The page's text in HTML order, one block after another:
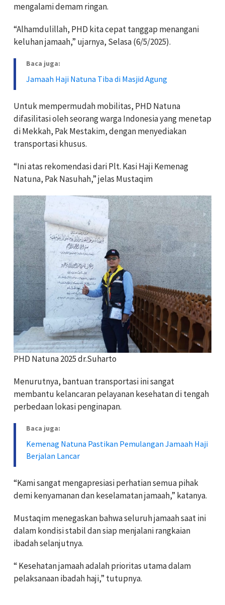
mengalami demam ringan.
“Alhamdulillah, PHD kita cepat tanggap menangani
keluhan jamaah,” ujarnya, Selasa (6/5/2025).
Baca juga:
Jamaah Haji Natuna Tiba di Masjid Agung
Untuk mempermudah mobilitas, PHD Natuna
difasilitasi oleh seorang warga Indonesia yang menetap
di Mekkah, Pak Mestakim, dengan menyediakan
transportasi khusus.
“Ini atas rekomendasi dari Plt. Kasi Haji Kemenag
Natuna, Pak Nasuhah,” jelas Mustaqim
PHD Natuna 2025 dr.Suharto
Menurutnya, bantuan transportasi ini sangat
membantu kelancaran pelayanan kesehatan di tengah
perbedaan lokasi penginapan.
Baca juga:
Kemenag Natuna Pastikan Pemulangan Jamaah Haji
Berjalan Lancar
“Kami sangat mengapresiasi perhatian semua pihak
demi kenyamanan dan keselamatan jamaah,” katanya.
Mustaqim menegaskan bahwa seluruh jamaah saat ini
dalam kondisi stabil dan siap menjalani rangkaian
ibadah selanjutnya.
“ Kesehatan jamaah adalah prioritas utama dalam
pelaksanaan ibadah haji,” tutupnya.